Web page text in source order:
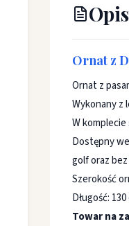
Ornat z
Ornat z
Wykonany z
W
Dostępny
golf oraz bez
Szerokość
Długość: 130
Towar na